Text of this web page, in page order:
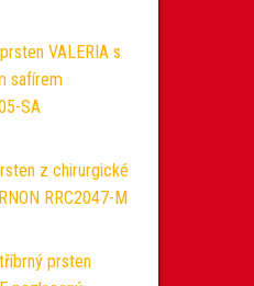
VALERIA s
safírem
SA
z chirurgické
RRC2047-M
prsten